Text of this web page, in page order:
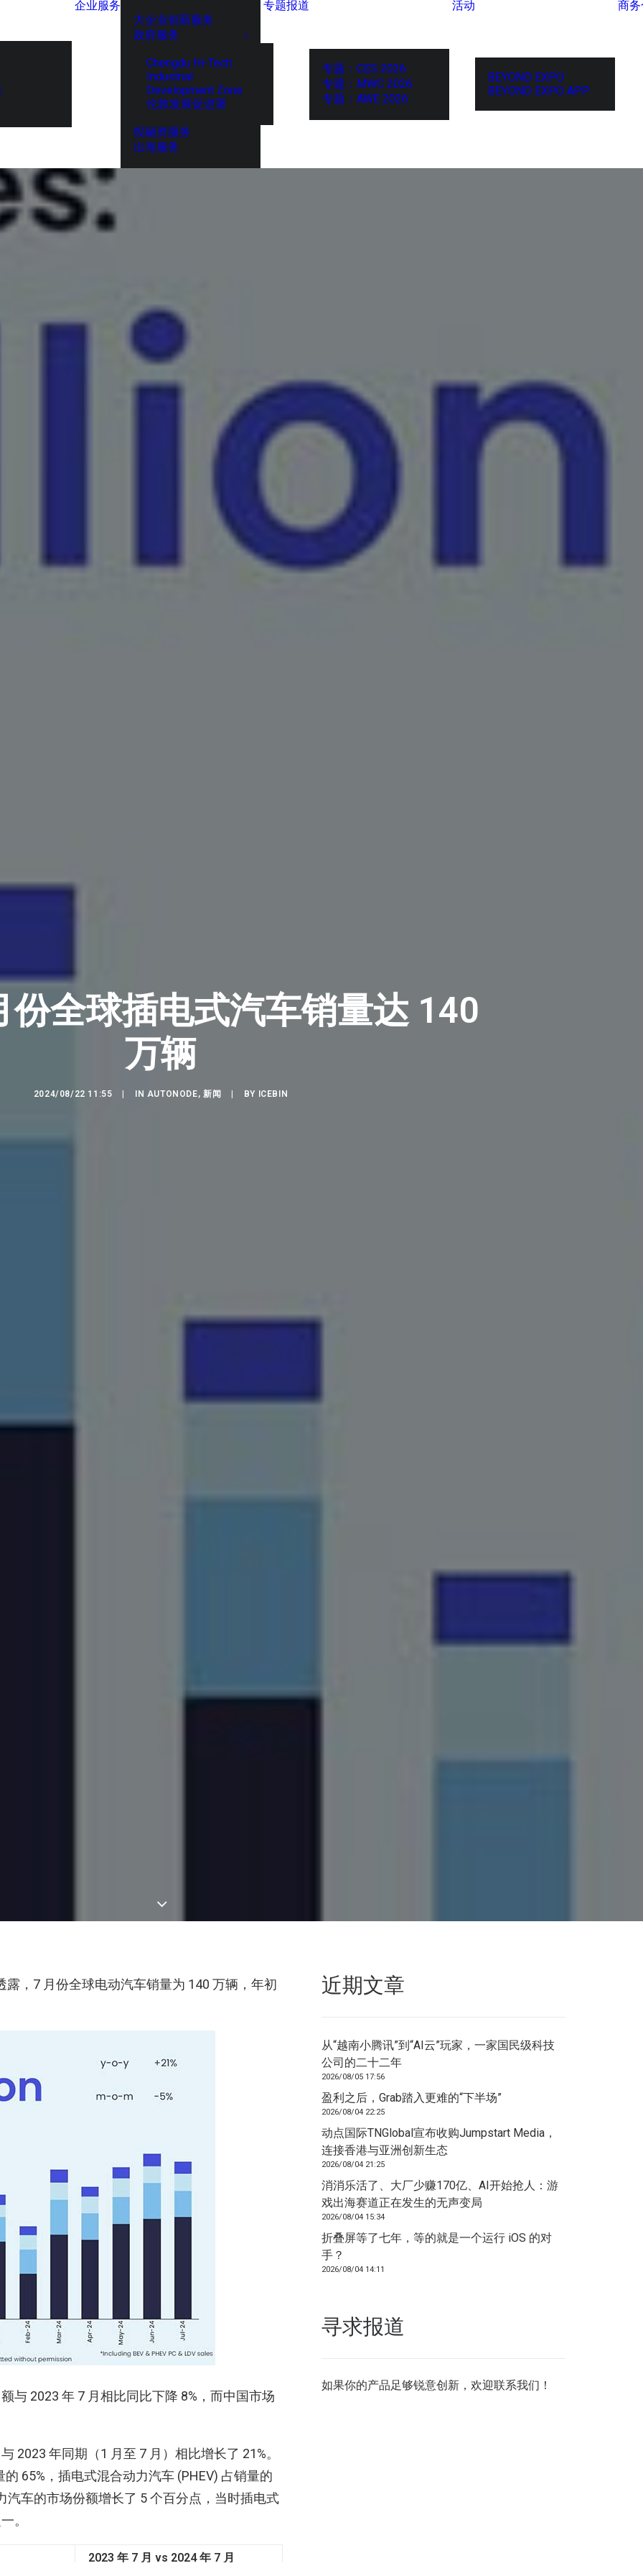
企业服务
大企业创新服务
政府服务
Chengdu Hi-Tech
Industrial
Development Zone
伦敦发展促进署
投融资服务
出海服务
专题报道
专题：CES 2026
专题：MWC 2026
专题：AWE 2026
活动
BEYOND EXPO
BEYOND EXPO APP
商
份全球插电式汽车销量达 140
万辆
2024/08/22 11:55 IN AUTONODE, 新闻 BY ICEBIN
，7 月份全球电动汽车销量为 140 万辆，年初
与 2023 年 7 月相比同比下降 8%，而中国市场
2023 年同期（1 月至 7 月）相比增长了 21%。
65%，插电式混合动力汽车 (PHEV) 占销量的
汽车的市场份额增长了 5 个百分点，当时插电式
。
2023 年 7 月 vs 2024 年 7 月
近期文章
从“越南小腾讯”到“AI云”玩家，一家国民级科技
公司的二十二年
2026/08/05 17:56
盈利之后，Grab踏入更难的“下半场”
2026/08/04 22:25
动点国际TNGlobal宣布收购Jumpstart Media，
连接香港与亚洲创新生态
2026/08/04 21:25
消消乐活了、大厂少赚170亿、AI开始抢人：游
戏出海赛道正在发生的无声变局
2026/08/04 15:34
折叠屏等了七年，等的就是一个运行 iOS 的对
手？
2026/08/04 14:11
寻求报道
如果你的产品足够锐意创新，欢迎联系我们 ！